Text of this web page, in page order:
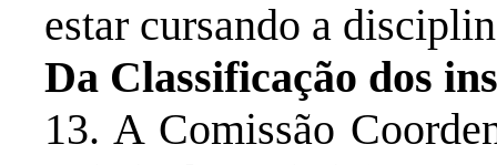
estar cursando a
Da Classificação dos
13. A Comissão